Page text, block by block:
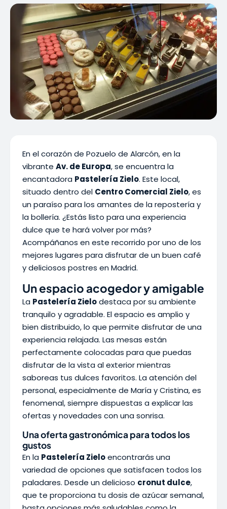
En el corazón de Pozuelo de Alarcón, en la
vibrante Av. de Europa, se encuentra la
encantadora Pastelería Zielo. Este local,
situado dentro del Centro Comercial Zielo, es
un paraíso para los amantes de la repostería y
la bollería. ¿Estás listo para una experiencia
dulce que te hará volver por más?
Acompáñanos en este recorrido por uno de los
mejores lugares para disfrutar de un buen café
y deliciosos postres en Madrid.
Un espacio acogedor y amigable
La Pastelería Zielodestaca por su ambiente
tranquilo y agradable. El espacio es amplio y
bien distribuido, lo que permite disfrutar de una
experiencia relajada. Las mesas están
perfectamente colocadas para que puedas
disfrutar de la vista al exterior mientras
saboreas tus dulces favoritos. La atención del
personal, especialmente de María y Cristina, es
fenomenal, siempre dispuestas a explicar las
ofertas y novedades con una sonrisa.
Una oferta gastronómica para todos los
gustos
En la Pastelería Zieloencontrarás una
variedad de opciones que satisfacen todos los
paladares. Desde un delicioso cronut dulce,
que te proporciona tu dosis de azúcar semanal,